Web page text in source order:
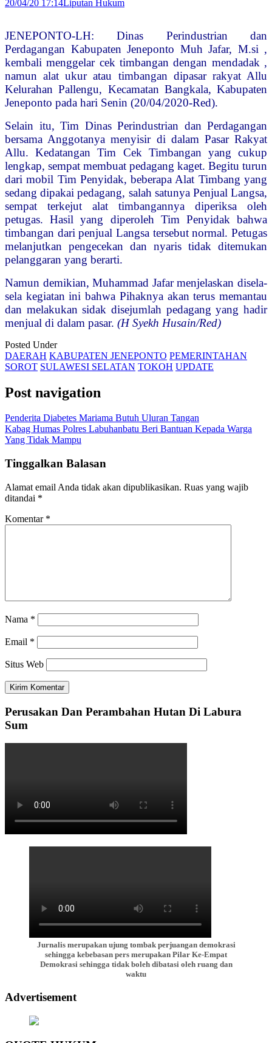
20/04/20 17:14Liputan Hukum
JENEPONTO-LH: Dinas Perindustrian dan
Perdagangan Kabupaten Jeneponto Muh Jafar, M.si ,
kembali menggelar cek timbangan dengan mendadak ,
namun alat ukur atau timbangan dipasar rakyat Allu
Kelurahan Pallengu, Kecamatan Bangkala, Kabupaten
Jeneponto pada hari Senin (20/04/2020-Red).
Selain itu, Tim Dinas Perindustrian dan Perdagangan
bersama Anggotanya menyisir di dalam Pasar Rakyat
Allu. Kedatangan Tim Cek Timbangan yang cukup
lengkap, sempat membuat pedagang kaget. Begitu turun
dari mobil Tim Penyidak, beberapa Alat Timbang yang
sedang dipakai pedagang, salah satunya Penjual Langsa,
sempat terkejut alat timbangannya diperiksa oleh
petugas. Hasil yang diperoleh Tim Penyidak bahwa
timbangan dari penjual Langsa tersebut normal. Petugas
melanjutkan pengecekan dan nyaris tidak ditemukan
pelanggaran yang berarti.
Namun demikian, Muhammad Jafar menjelaskan disela-
sela kegiatan ini bahwa Pihaknya akan terus memantau
dan melakukan sidak disejumlah pedagang yang hadir
menjual di dalam pasar. (H Syekh Husain/Red)
Posted Under
DAERAH KABUPATEN JENEPONTO PEMERINTAHAN
SOROT SULAWESI SELATAN TOKOH UPDATE
Post navigation
Penderita Diabetes Mariama Butuh Uluran Tangan
Kabag Humas Polres Labuhanbatu Beri Bantuan Kepada Warga
Yang Tidak Mampu
Tinggalkan Balasan
Alamat email Anda tidak akan dipublikasikan. Ruas yang wajib
ditandai *
Komentar *
Nama *
Email *
Situs Web
Perusakan Dan Perambahan Hutan Di Labura
Sum
Jurnalis merupakan ujung tombak perjuangan demokrasi
sehingga kebebasan pers merupakan Pilar Ke-Empat
Demokrasi sehingga tidak boleh dibatasi oleh ruang dan
waktu
Advertisement